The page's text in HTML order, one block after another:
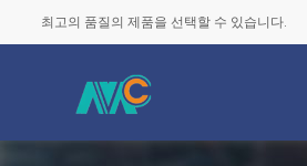
최고의 품질의 제품을 선택할 수 있습니다.